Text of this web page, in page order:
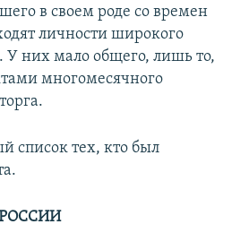
в своем роде со времен
личности широкого
У них мало общего, лишь то,
многомесячного
список тех, кто был